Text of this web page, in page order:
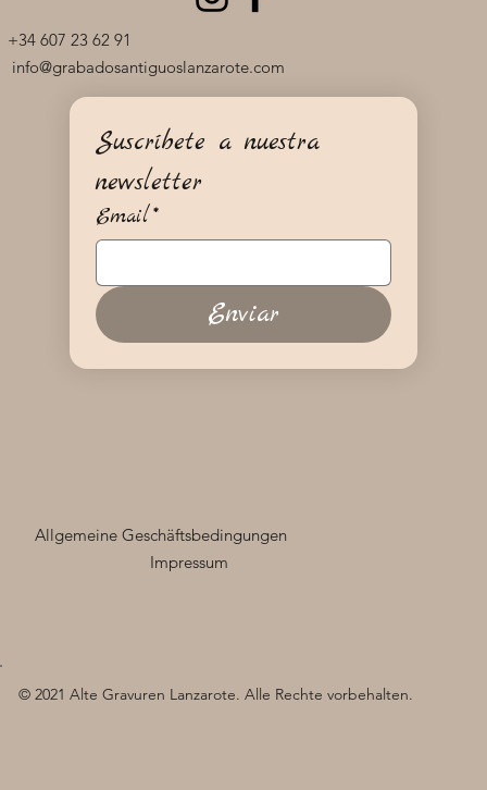
+34 607 23 62 91
info@grabadosantiguoslanzarote.com
Impressum
Allgemeine Geschäftsbedingungen
© 2021 Alte Gravuren Lanzarote. Alle Rechte vorbehalten.
Suscríbete a nuestra
newsletter
Email*
Enviar